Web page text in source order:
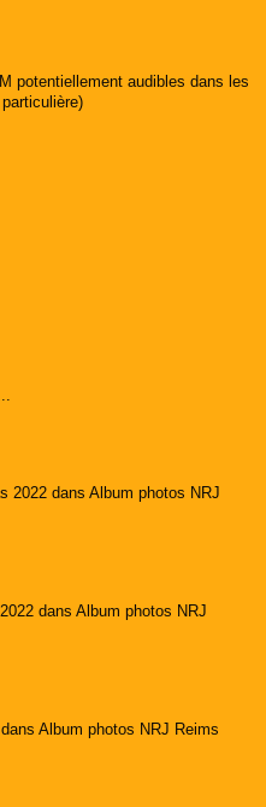
potentiellement audibles dans les
2022 dans Album photos NRJ
dans Album photos NRJ
Album photos NRJ Reims